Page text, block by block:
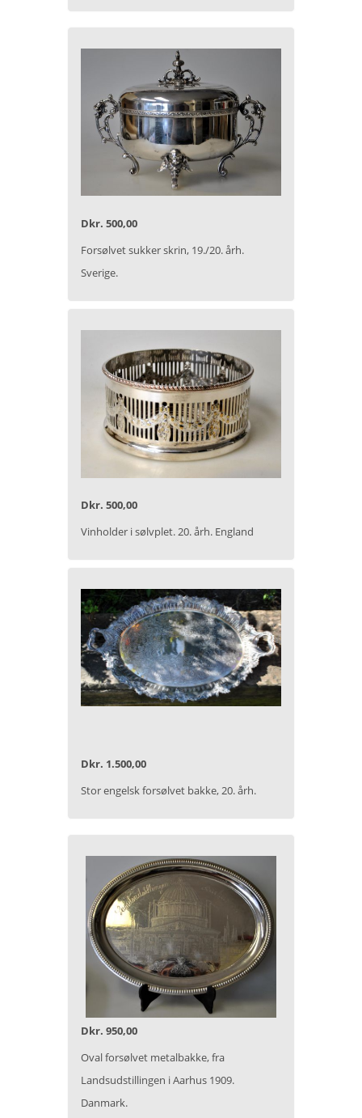
Dkr. 500,00
Forsølvet sukker skrin, 19./20. årh.
Sverige.
Dkr. 500,00
Vinholder i sølvplet. 20. årh. England
Dkr. 1.500,00
Stor engelsk forsølvet bakke, 20. årh.
Dkr. 950,00
Oval forsølvet metalbakke, fra
Landsudstillingen i Aarhus 1909.
Danmark.